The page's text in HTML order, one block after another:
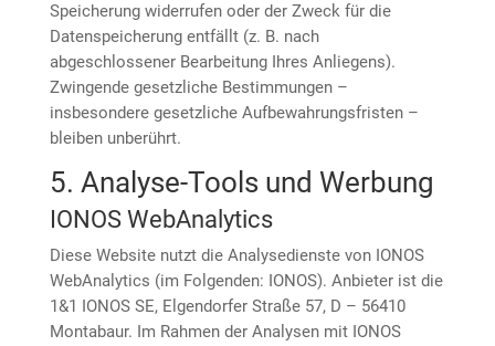
Speicherung widerrufen oder der Zweck für die
Datenspeicherung entfällt (z. B. nach
abgeschlossener Bearbeitung Ihres Anliegens).
Zwingende gesetzliche Bestimmungen –
insbesondere gesetzliche Aufbewahrungsfristen –
bleiben unberührt.
5. Analyse-Tools und Werbung
IONOS WebAnalytics
Diese Website nutzt die Analysedienste von IONOS
WebAnalytics (im Folgenden: IONOS). Anbieter ist die
1&1 IONOS SE, Elgendorfer Straße 57, D – 56410
Montabaur. Im Rahmen der Analysen mit IONOS